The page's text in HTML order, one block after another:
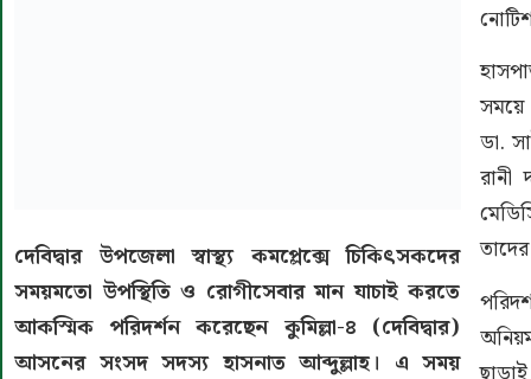
দেবিদ্বার উপজেলা স্বাস্থ্য কমপ্লেক্সে চিকিৎসকদের
সময়মতো উপস্থিতি ও রোগীসেবার মান যাচাই করতে
আকস্মিক পরিদর্শন করেছেন কুমিল্লা-৪ (দেবিদ্বার)
আসনের সংসদ সদস্য হাসনাত আব্দুল্লাহ। এ সময়
সময়ে
ডা.
রানী